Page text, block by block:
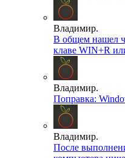
Владимир.
В общем нашел
клаве WIN+R
Владимир.
Поправка:
Владимир.
После